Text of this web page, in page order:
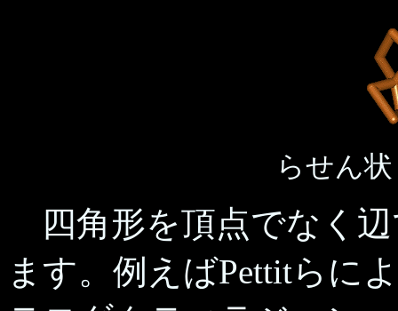
らせん
四角形を頂点でなく
ます。例えばPettitらに